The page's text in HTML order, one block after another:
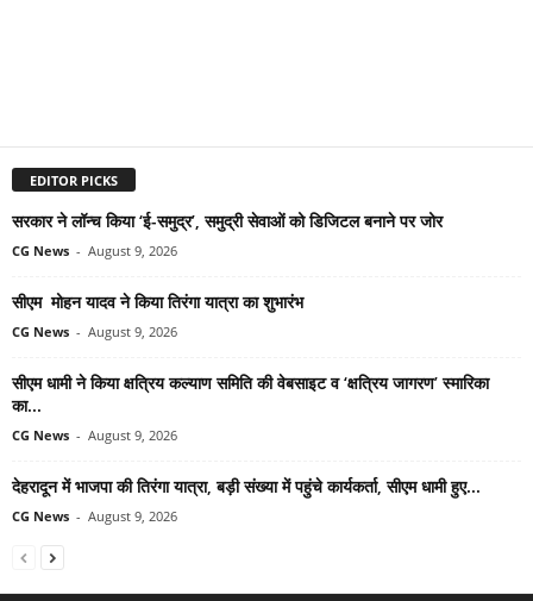
EDITOR PICKS
सरकार ने लॉन्च किया ‘ई-समुद्र’, समुद्री सेवाओं को डिजिटल बनाने पर जोर
CG News - August 9, 2026
सीएम मोहन यादव ने किया तिरंगा यात्रा का शुभारंभ
CG News - August 9, 2026
सीएम धामी ने किया क्षत्रिय कल्याण समिति की वेबसाइट व ‘क्षत्रिय जागरण’ स्मारिका
का...
CG News - August 9, 2026
देहरादून में भाजपा की तिरंगा यात्रा, बड़ी संख्या में पहुंचे कार्यकर्ता, सीएम धामी हुए...
CG News - August 9, 2026